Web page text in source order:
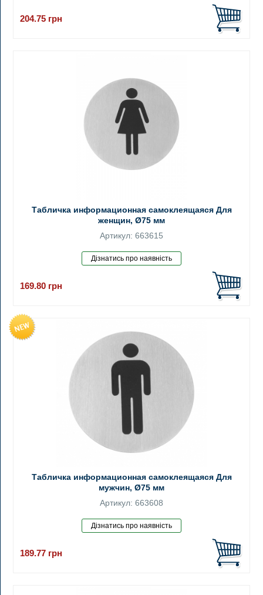
204.75 грн
Табличка информационная самоклеящаяся Для
женщин, Ø75 мм
Артикул: 663615
169.80 грн
Табличка информационная самоклеящаяся Для
мужчин, Ø75 мм
Артикул: 663608
189.77 грн